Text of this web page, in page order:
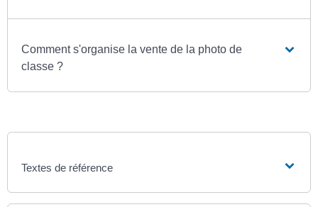
Comment s'organise la vente de la photo de
classe ?
Textes de référence